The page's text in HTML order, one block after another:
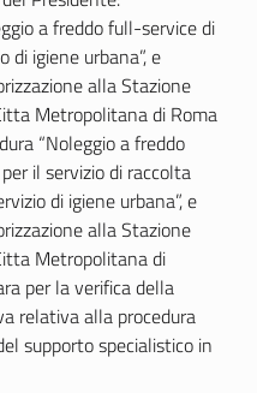
a freddo full-service di
igiene urbana”, e
alla Stazione
Metropolitana di Roma
“Noleggio a freddo
il servizio di raccolta
di igiene urbana”, e
alla Stazione
Metropolitana di
per la verifica della
relativa alla procedura
supporto specialistico in